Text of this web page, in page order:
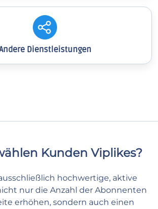
Dienstleistungen
Kunden Viplikes?
hochwertige, aktive
nur die Anzahl der Abonnenten
erhöhen, sondern auch einen